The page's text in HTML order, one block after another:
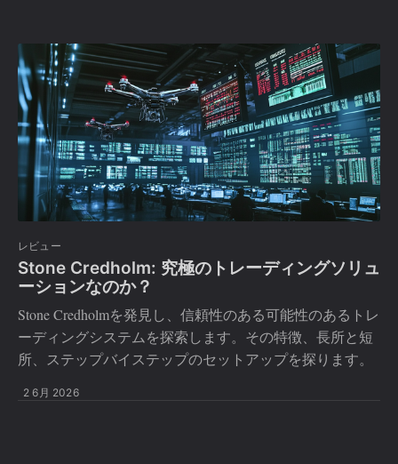
レビュー
Stone Credholm: 究極のトレーディングソリュ
ーションなのか？
Stone Credholmを発見し、信頼性のある可能性のあるトレ
ーディングシステムを探索します。その特徴、長所と短
所、ステップバイステップのセットアップを探ります。
2 6月 2026